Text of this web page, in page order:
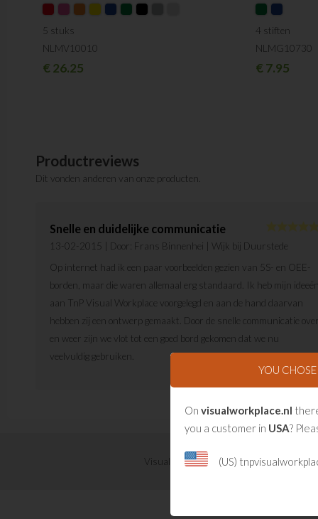
5 stuks
NLMV10010
€26.25
4 stiften
NLMG10730
€7.95
Productreviews
Dit vonden anderen van onze producten.
Snelle en duidelijke communicatie
13-02-2015 | Door: Frans Binnenhei | Wijk bij Duurstede
Op internet had ik een paar voorbeelden gezien van 5S- en OEE-
borden, maar die waren allemaal erg standaard. Ik heb mijn
aan TnP Visual Workplace voorgelegd en aan de hand daarvan
hebben zij een ontwerp gemaakt. Door de snelle communicatie
en weer zijn we vlot tot een goed bord gekomen dat we nu
veelvuldig gebruiken.
Visual Management updates ontvangen?
YOU CHOSE
On visualworkplace.nl
you a customer in USA?
(US)